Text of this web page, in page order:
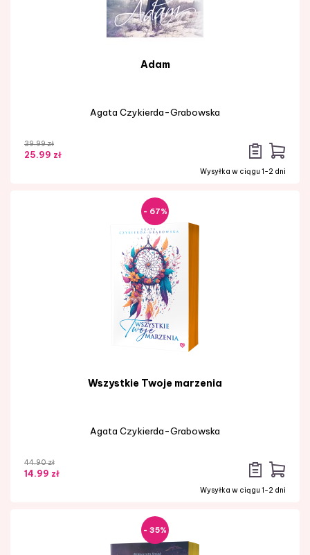
Adam
Agata Czykierda-Grabowska
39.99 zł
25.99 zł
Wysyłka w ciągu 1-2 dni
- 67%
Wszystkie Twoje marzenia
Agata Czykierda-Grabowska
44.90 zł
14.99 zł
Wysyłka w ciągu 1-2 dni
- 35%